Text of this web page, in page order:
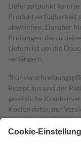
Lieferzeitpunkt kann
Produktverfügbarkeit
abweichen. Darüber
Prüfungen, die zu
Lieferfrist um die
verlängern.
4Für
Rezept aus und der
gesetzliche
Kosten dafür, der
mit.
Grundsätzlich leisten